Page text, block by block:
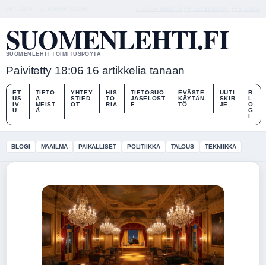
SUOMENLEHTI.FI
SUOMENLEHTI TOIMITUSPOYTA
Paivitetty 18:06 16 artikkelia tanaan
ET
US
IV
U
TIETO
A
MEIST
Ä
YHTEY
STIED
OT
HIS
TO
RIA
TIETOSUO
JASELOST
E
EVÄSTE
KÄYTÄN
TÖ
UUTI
SKIR
JE
B
L
O
G
I
BLOGI MAAILMA PAIKALLISET POLITIIKKA TALOUS TEKNIIKKA